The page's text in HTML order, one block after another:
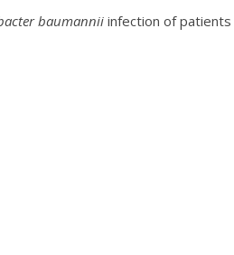
baumannii infection of